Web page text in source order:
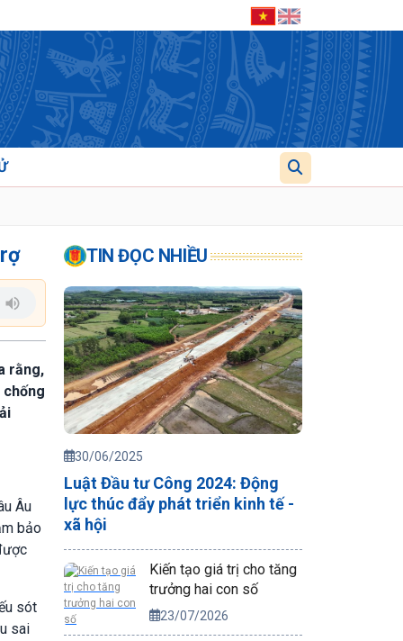
rằng,
Âu
bảo
sót
sai
TIN ĐỌC NHIỀU
30/06/2025
Luật Đầu tư Công 2024: Động
lực thúc đẩy phát triển kinh tế -
xã hội
Kiến tạo giá trị cho tăng
trưởng hai con số
23/07/2026